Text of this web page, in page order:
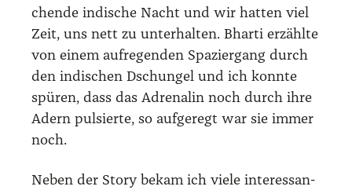
chen­de indi­sche Nacht und wir hat­ten viel
Zeit, uns nett zu unter­hal­ten. Bhar­ti erzähl­te
von einem auf­re­gen­den Spa­zier­gang durch
den indi­schen Dschun­gel und ich konn­te
spü­ren, dass das Adre­na­lin noch durch ihre
Adern pul­sier­te, so auf­ge­regt war sie immer
noch.
Neben der Sto­ry bekam ich vie­le inter­es­san­